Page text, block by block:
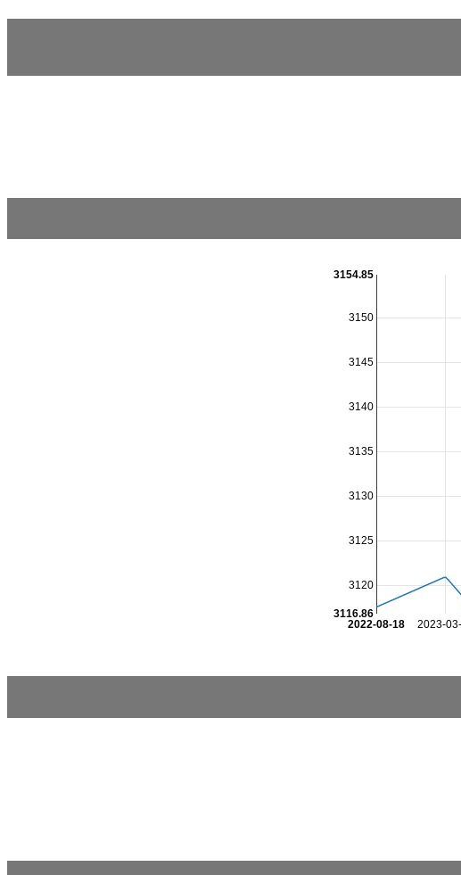
2023-
2022-08-18
3120
3125
3130
3135
3140
3145
3150
3116.86
3154.85